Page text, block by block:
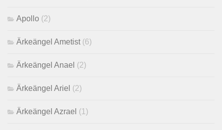
Apollo (2)
Ärkeängel Ametist (6)
Ärkeängel Anael (2)
Ärkeängel Ariel (2)
Ärkeängel Azrael (1)